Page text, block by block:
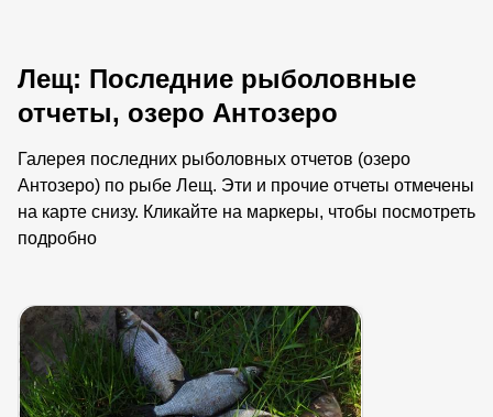
Лещ: Последние рыболовные
отчеты, озеро Антозеро
Галерея последних рыболовных отчетов (озеро
Антозеро) по рыбе Лещ. Эти и прочие отчеты отмечены
на карте снизу. Кликайте на маркеры, чтобы посмотреть
подробно